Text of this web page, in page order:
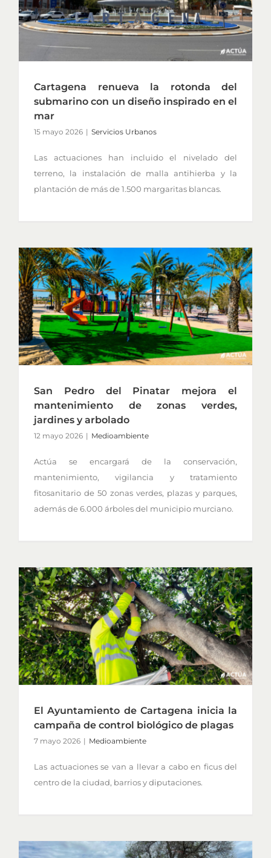
Cartagena renueva la rotonda del
submarino con un diseño inspirado en el
mar
15 mayo 2026 | Servicios Urbanos
Las actuaciones han incluido el nivelado del
terreno, la instalación de malla antihierba y la
plantación de más de 1.500 margaritas blancas.
San Pedro del Pinatar mejora el
mantenimiento de zonas verdes,
jardines y arbolado
12 mayo 2026 | Medioambiente
Actúa se encargará de la conservación,
mantenimiento, vigilancia y tratamiento
fitosanitario de 50 zonas verdes, plazas y parques,
además de 6.000 árboles del municipio murciano.
El Ayuntamiento de Cartagena inicia la
campaña de control biológico de plagas
7 mayo 2026 | Medioambiente
Las actuaciones se van a llevar a cabo en ficus del
centro de la ciudad, barrios y diputaciones.